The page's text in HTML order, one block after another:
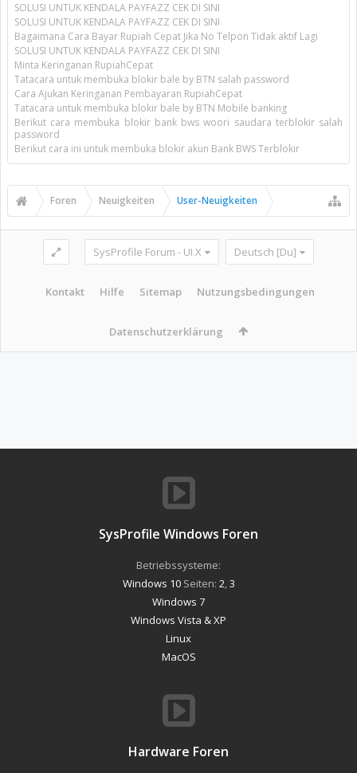
SOLUSI UNTUK KENDALA PAYFAZZ CEK DI SINI
SOLUSI UNTUK KENDALA PAYFAZZ CEK DI SINI
Bagaimana Cara Bayar Rupiah Cepat Jika No Telpon Tidak aktif Lagi
SOLUSI UNTUK KENDALA PAYFAZZ CEK DI SINI
Minta Keringanan RupiahCepat
Tatacara untuk membuka blokir bale by BTN salah password
Cara Ajukan Keringanan Pembayaran RupiahCepat
Tatacara untuk membuka blokir bale by BTN Mobile banking
Berikut cara membuka blokir bank bws woori saudara terblokir salah
password
Berikut cara ini untuk membuka blokir akun Bank BWS Terblokir
Foren Neuigkeiten User-Neuigkeiten
SysProfile Forum - UI.X Deutsch [Du]
Kontakt Hilfe Sitemap Nutzungsbedingungen
Datenschutzerklärung
SysProfile Windows Foren
Betriebssysteme:
Windows 10Seiten: 2 3
Windows 7
Windows Vista & XP
Linux
MacOS
Hardware Foren